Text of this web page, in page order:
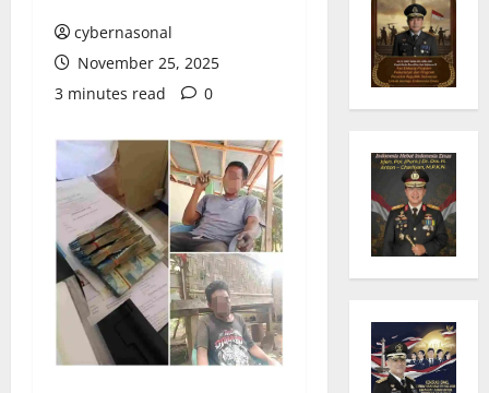
cybernasonal
November 25, 2025
3 minutes read
0